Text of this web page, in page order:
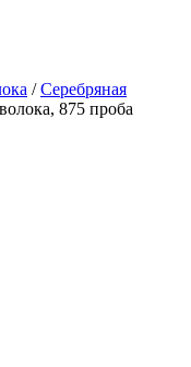
/Серебряная
875 проба